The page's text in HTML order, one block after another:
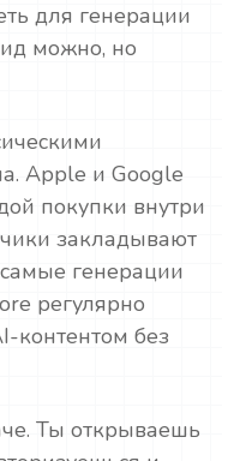
для генерации
можно, но
Apple и Google
покупки внутри
закладывают
генерации
регулярно
контентом без
Ты открываешь